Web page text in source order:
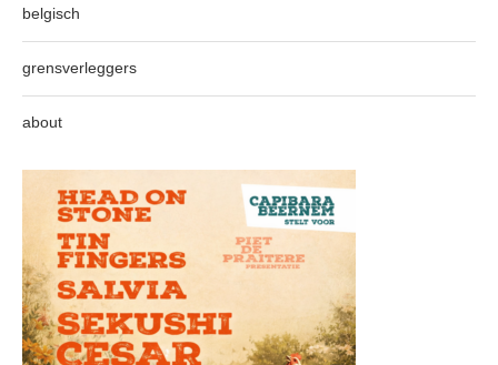
belgisch
grensverleggers
about